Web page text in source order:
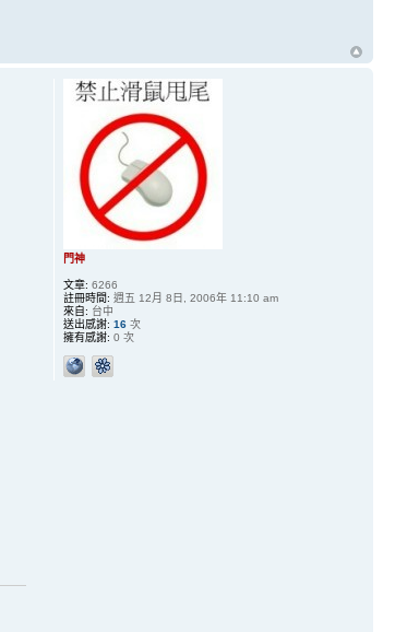
門神
文章: 6266
註冊時間: 週五 12月 8日, 2006年 11:10 am
來自: 台中
送出感謝: 16次
擁有感謝: 0 次